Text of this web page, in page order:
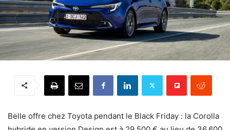
Belle offre chez Toyota pendant le Black Friday : la Corolla